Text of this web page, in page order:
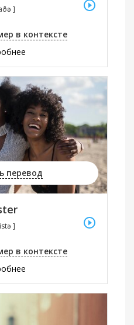
]
в контексте
перевод
]
в контексте